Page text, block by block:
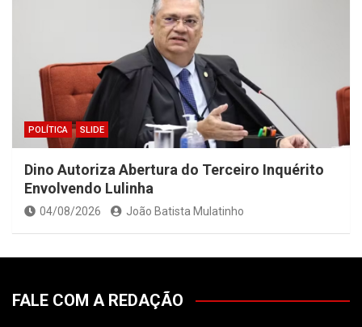
POLÍTICA SLIDE
Dino Autoriza Abertura do Terceiro Inquérito
Envolvendo Lulinha
04/08/2026 João Batista Mulatinho
FALE COM A REDAÇÃO